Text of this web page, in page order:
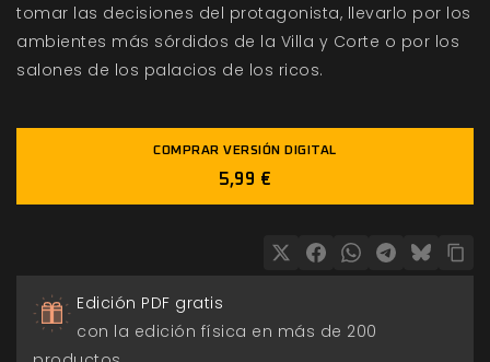
tomar las decisiones del protagonista, llevarlo por los
ambientes más sórdidos de la Villa y Corte o por los
salones de los palacios de los ricos.
COMPRAR VERSIÓN DIGITAL
5,99 €
Edición PDF gratis
con la edición física en más de 200